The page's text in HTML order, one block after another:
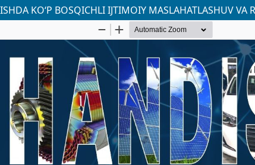
KO‘P BOSQICHLI IJTIMOIY MASLAHATLASHUV